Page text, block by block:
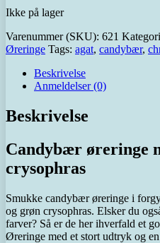
Ikke på lager
Varenummer (SKU): 621
Øreringe Tags: agat, candybær,
Beskrivelse
Anmeldelser (0)
Beskrivelse
Candybær øreringe
crysophras
Smukke candybær øreringe i
og grøn crysophras. Elsker du
farver? Så er de her ihverfald et
Øreringe med et stort udtryk og